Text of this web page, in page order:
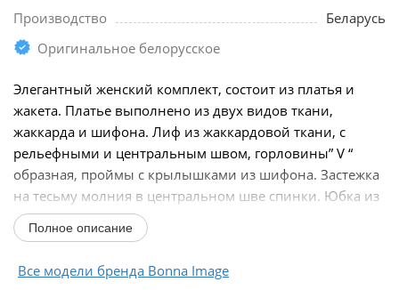
Производство
Беларусь
Оригинальное белорусское
Элегантный женский комплект, состоит из платья и
жакета. Платье выполнено из двух видов ткани,
жаккарда и шифона. Лиф из жаккардовой ткани, с
рельефными и центральным швом, горловины” V “
образная, проймы с крылышками из шифона. Застежка
на тесьму молния в центральном шве спинки. Юбка из
шифона...
Полное описание
Все модели бренда Bonna Image